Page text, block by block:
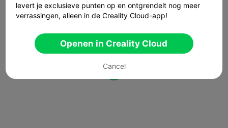
levert je exclusieve punten op en ontgrendelt nog meer
verrassingen, alleen in de Creality Cloud-app!
Openen in Creality Cloud
Cancel